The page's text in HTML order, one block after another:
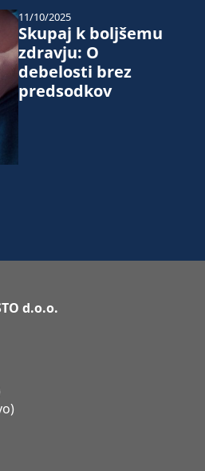
Skupaj k boljšemu
zdravju: O
debelosti brez
predsodkov
11/10/2025
d.o.o.